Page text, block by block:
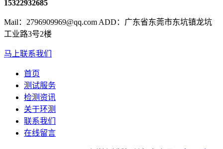
15322932685
Mail：2796909969@qq.com ADD：广东省东莞市东坑镇龙坑
工业路3号2楼
马上联系我们
首页
测试服务
检测资讯
关于环测
联系我们
在线留言